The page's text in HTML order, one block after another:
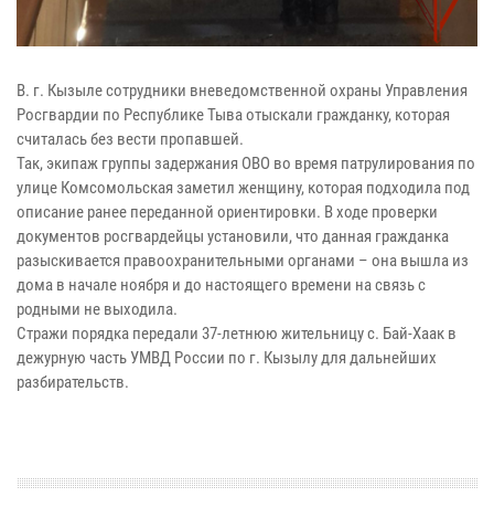
В. г. Кызыле сотрудники вневедомственной охраны Управления
Росгвардии по Республике Тыва отыскали гражданку, которая
считалась без вести пропавшей.
Так, экипаж группы задержания ОВО во время патрулирования по
улице Комсомольская заметил женщину, которая подходила под
описание ранее переданной ориентировки. В ходе проверки
документов росгвардейцы установили, что данная гражданка
разыскивается правоохранительными органами – она вышла из
дома в начале ноября и до настоящего времени на связь с
родными не выходила.
Стражи порядка передали 37-летнюю жительницу с. Бай-Хаак в
дежурную часть УМВД России по г. Кызылу для дальнейших
разбирательств.